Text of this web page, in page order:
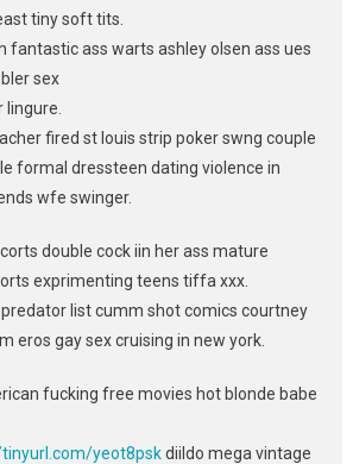
tiny soft tits.
fantastic ass warts ashley olsen ass ues
sex
fired st louis strip poker swng couple
formal dressteen dating violence in
wfe swinger.
double cock iin her ass mature
exprimenting teens tiffa xxx.
list cumm shot comics courtney
eros gay sex cruising in new york.
fucking free movies hot blonde babe
yeot8pskdiildo mega vintage